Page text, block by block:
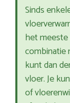
Sinds
het meeste
combinatie
kunt dan
vloer. Je
of